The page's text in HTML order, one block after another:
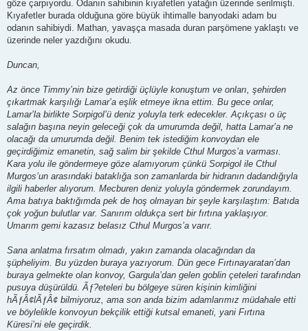
göze çarpıyordu. Odanın sahibinin kıyafetleri yatağın üzerinde serilmişti.
Kıyafetler burada olduğuna göre büyük ihtimalle banyodaki adam bu
odanın sahibiydi. Mathan, yavaşça masada duran parşömene yaklaştı ve
üzerinde neler yazdığını okudu.
Duncan,
Az önce Timmy’nin bize getirdiği üçlüyle konuştum ve onları, şehirden
çıkartmak karşılığı Lamar’a eşlik etmeye ikna ettim. Bu gece onlar,
Lamar’la birlikte Sorpigol’ü deniz yoluyla terk edecekler. Açıkçası o üç
salağın başına neyin geleceği çok da umurumda değil, hatta Lamar’a ne
olacağı da umurumda değil. Benim tek istediğim konvoydan ele
geçirdiğimiz emanetin, sağ salim bir şekilde Cthul Murgos’a varması.
Kara yolu ile göndermeye göze alamıyorum çünkü Sorpigol ile Cthul
Murgos’un arasındaki bataklığa son zamanlarda bir hidranın dadandığıyla
ilgili haberler alıyorum. Mecburen deniz yoluyla göndermek zorundayım.
Ama batıya baktığımda pek de hoş olmayan bir şeyle karşılaştım: Batıda
çok yoğun bulutlar var. Sanırım oldukça sert bir fırtına yaklaşıyor.
Umarım gemi kazasız belasız Cthul Murgos’a varır.
Sana anlatma fırsatım olmadı, yakın zamanda olacağından da
şüpheliyim. Bu yüzden buraya yazıyorum. Dün gece Fırtınayaratan’dan
buraya gelmekte olan konvoy, Gargula’dan gelen goblin çeteleri tarafından
pusuya düşürüldü. Ãƒ?eteleri bu bölgeye süren kişinin kimliğini
hÃƒÂ¢lÃƒÂ¢ bilmiyoruz, ama son anda bizim adamlarımız müdahale etti
ve böylelikle konvoyun bekçilik ettiği kutsal emaneti, yani Fırtına
Küresi’ni ele geçirdik.